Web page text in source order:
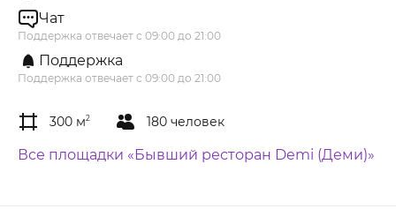
Чат
Поддержка отвечает с 09:00 до 21:00
Поддержка
Поддержка отвечает с 09:00 до 21:00
300 м2 180 человек
Все площадки «Бывший ресторан Demi (Деми)»